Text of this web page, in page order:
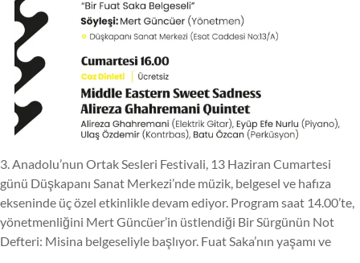
3. Anadolu’nun Ortak Sesleri Festivali, 13 Haziran Cumartesi
günü Düşkapanı Sanat Merkezi’nde müzik, belgesel ve hafıza
ekseninde üç özel etkinlikle devam ediyor. Program saat 14.00’te,
yönetmenliğini Mert Güncüer’in üstlendiği Bir Sürgünün Not
Defteri: Misina belgeseliyle başlıyor. Fuat Saka’nın yaşamı ve